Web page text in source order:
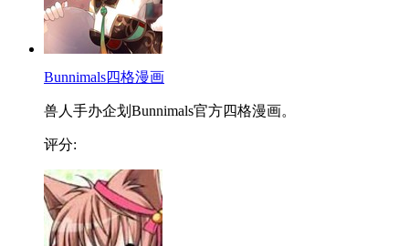
Bunnimals四格漫画
兽人手办企划Bunnimals官方四格漫画。
评分: